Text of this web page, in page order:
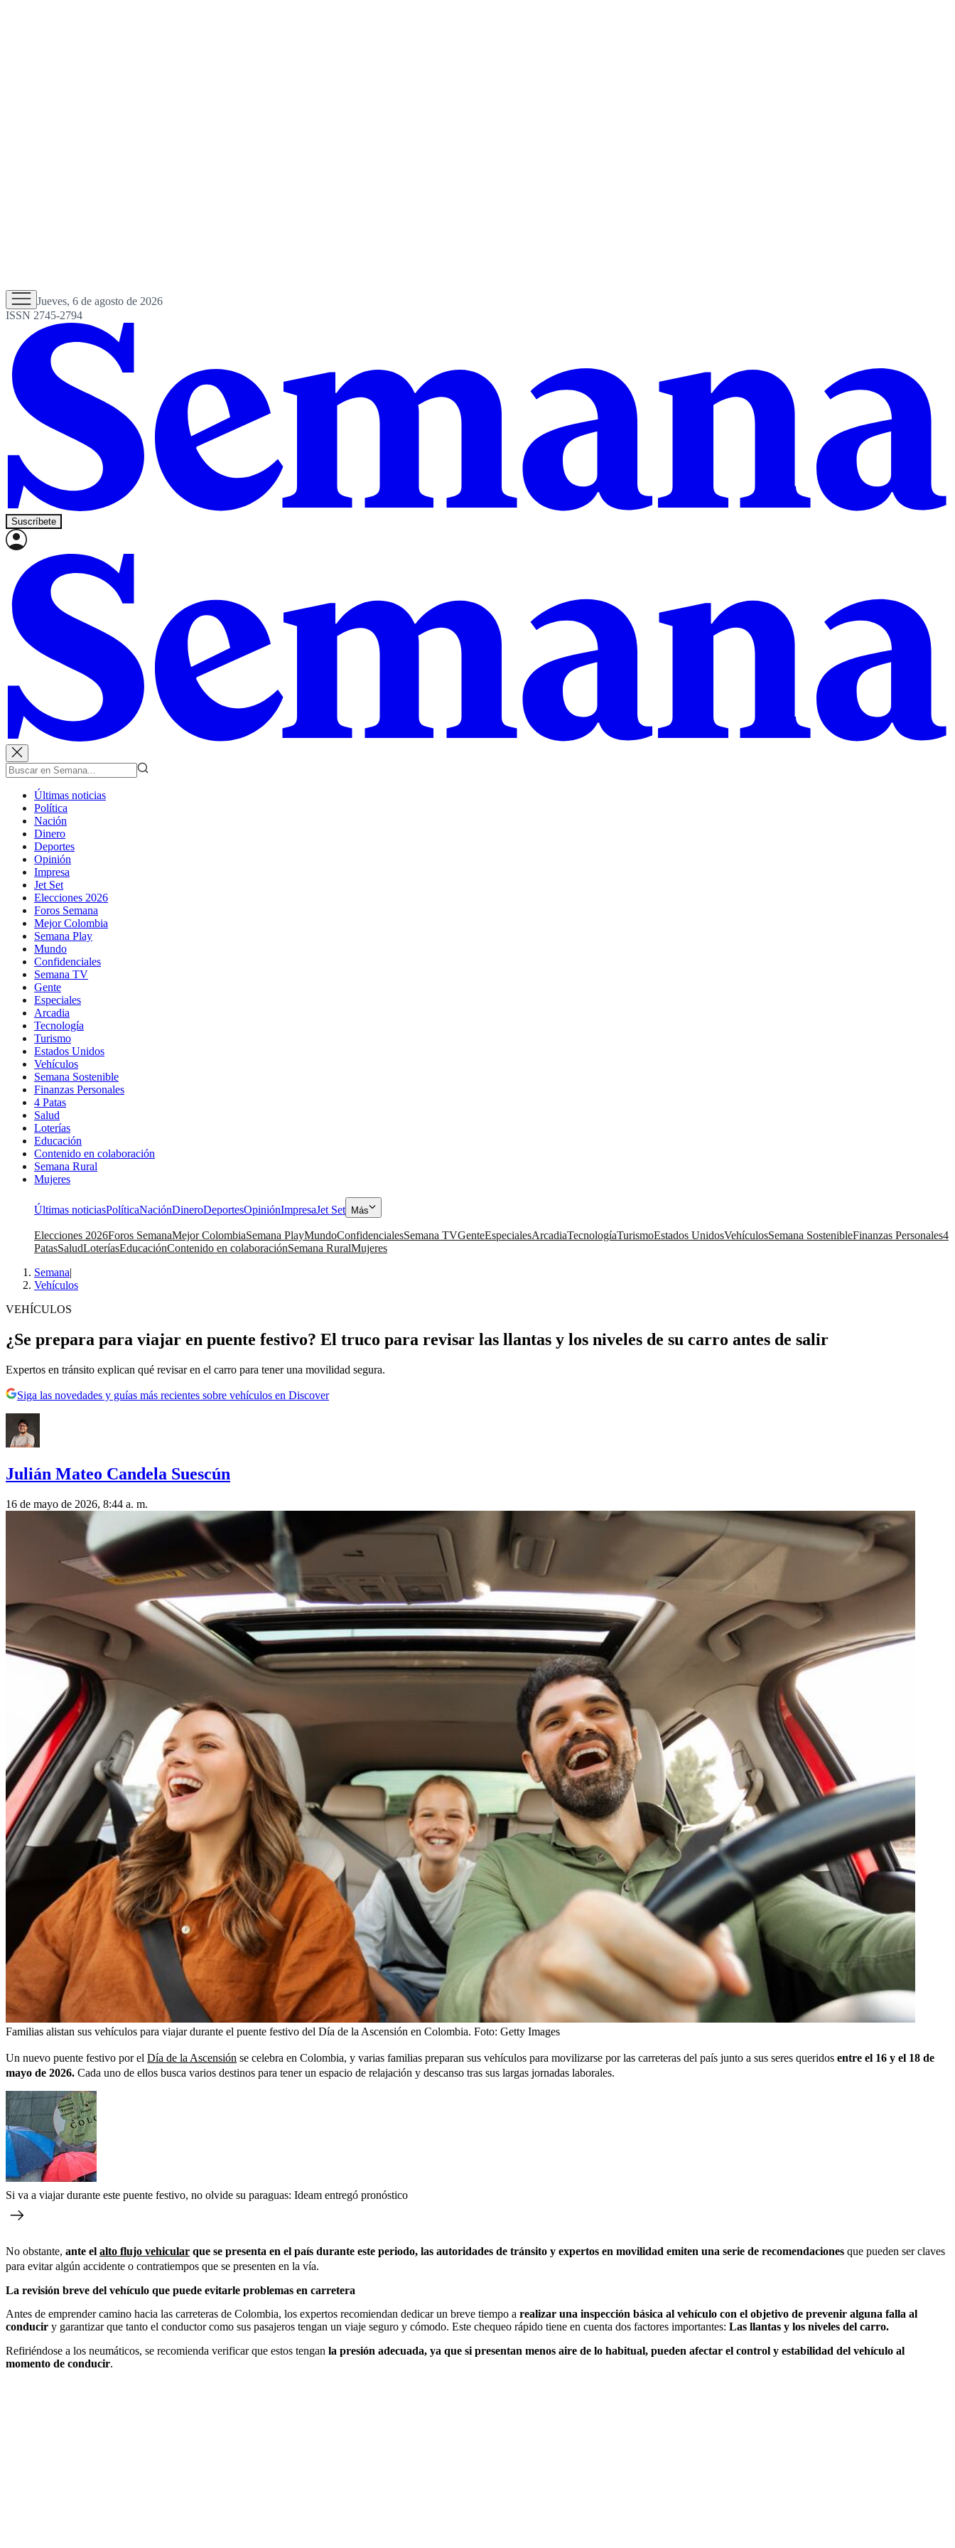
Jueves, 6 de agosto de 2026
ISSN 2745-2794
Suscríbete
Últimas noticias
Política
Nación
Dinero
Deportes
Opinión
Impresa
Jet Set
Elecciones 2026
Foros Semana
Mejor Colombia
Semana Play
Mundo
Confidenciales
Semana TV
Gente
Especiales
Arcadia
Tecnología
Turismo
Estados Unidos
Vehículos
Semana Sostenible
Finanzas Personales
4 Patas
Salud
Loterías
Educación
Contenido en colaboración
Semana Rural
Mujeres
Últimas noticiasPolíticaNaciónDineroDeportesOpiniónImpresaJet Set Más
Elecciones 2026Foros SemanaMejor ColombiaSemana PlayMundoConfidencialesSemana TVGenteEspecialesArcadiaTecnologíaTurismoEstados UnidosVehículosSemana SostenibleFinanzas Personales4
PatasSaludLoteríasEducaciónContenido en colaboraciónSemana RuralMujeres
Semana|
Vehículos
VEHÍCULOS
¿Se prepara para viajar en puente festivo? El truco para revisar las llantas y los niveles de su carro antes de salir
Expertos en tránsito explican qué revisar en el carro para tener una movilidad segura.
Siga las novedades y guías más recientes sobre vehículos en Discover
Julián Mateo Candela Suescún
16 de mayo de 2026, 8:44 a. m.
Familias alistan sus vehículos para viajar durante el puente festivo del Día de la Ascensión en Colombia. Foto: Getty Images
Un nuevo puente festivo por el Día de la Ascensión se celebra en Colombia, y varias familias preparan sus vehículos para movilizarse por las carreteras del país junto a sus seres queridos entre el 16 y el 18 de
mayo de 2026. Cada uno de ellos busca varios destinos para tener un espacio de relajación y descanso tras sus largas jornadas laborales.
Si va a viajar durante este puente festivo, no olvide su paraguas: Ideam entregó pronóstico
No obstante, ante el alto flujo vehicular que se presenta en el país durante este periodo, las autoridades de tránsito y expertos en movilidad emiten una serie de recomendaciones que pueden ser claves
para evitar algún accidente o contratiempos que se presenten en la vía.
La revisión breve del vehículo que puede evitarle problemas en carretera
Antes de emprender camino hacia las carreteras de Colombia, los expertos recomiendan dedicar un breve tiempo a realizar una inspección básica al vehículo con el objetivo de prevenir alguna falla al
conducir y garantizar que tanto el conductor como sus pasajeros tengan un viaje seguro y cómodo. Este chequeo rápido tiene en cuenta dos factores importantes: Las llantas y los niveles del carro.
Refiriéndose a los neumáticos, se recomienda verificar que estos tengan la presión adecuada, ya que si presentan menos aire de lo habitual, pueden afectar el control y estabilidad del vehículo al
momento de conducir.